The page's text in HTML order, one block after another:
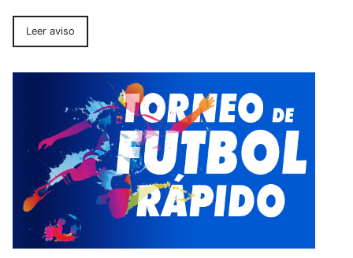
Leer aviso